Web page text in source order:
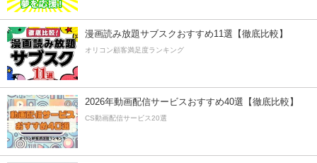
漫画読み放題サブスクおすすめ11選【徹底比較】
オリコン顧客満足度ランキング
2026年動画配信サービスおすすめ40選【徹底比較】
CS動画配信サービス20選